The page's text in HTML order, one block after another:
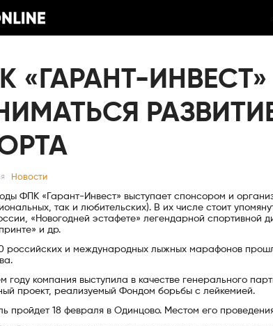
«ГАРАНТ-
Новости
ФПК «Гарант-Инвест» выступает спонсором и
так и любительских). В их числе стоит
«Новогодней эстафете» легендарной спортивной
и др.
российских и международных лыжных марафонов
году компания выступила в качестве генерального
проект, реализуемый Фондом борьбы с лейкемией.
пройдет 18 февраля в Одинцово. Местом его